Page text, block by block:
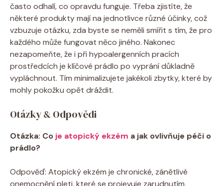
často‌ odhalí, co opravdu funguje. Třeba zjistíte, že
některé produkty mají na jednotlivce různé účinky, což
vzbuzuje otázku,​ zda byste se neměli smířit s tím, že pro
každého‌ může fungovat něco jiného. Nakonec
⁤nezapomeňte, že i‌ při hypoalergenních pracích
⁤prostředcích je klíčové prádlo⁢ po ⁣vyprání‌ důkladně‌
vypláchnout. Tím ⁢minimalizujete jakékoli ‍zbytky,⁣ které by
​mohly ​pokožku ⁢opět dráždit.
Otázky & Odpovědi
Otázka: Co​ je atopický ekzém ‌ a jak ovlivňuje péči‍ o
prádlo?
Odpověď:⁣ Atopický ekzém je​ chronické, zánětlivé‍
onemocnění pleti, které se ⁣projevuje zarudnutím,⁢